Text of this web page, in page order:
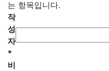
는 항목입니다.
작
성
자
*
비